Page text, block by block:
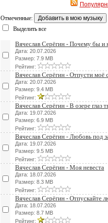
Отмеченные:
Выделить все
Вячеслав Серёгин - Почему бы и
Дата: 20.07.2026
Размер: 7.9 MB
Рейтинг:
Вячеслав Серёгин - Отпусти моё
Дата: 20.07.2026
Размер: 9.4 MB
Рейтинг:
Вячеслав Серёгин - В озере глаз
Дата: 19.07.2026
Размер: 6.9 MB
Рейтинг:
Вячеслав Серёгин - Любовь под
Дата: 19.07.2026
Размер: 9.5 MB
Рейтинг:
Вячеслав Серёгин - Моя невеста
Дата: 18.07.2026
Размер: 8.3 MB
Рейтинг:
Вячеслав Серёгин - Отпускайте
Дата: 18.07.2026
Размер: 8.7 MB
Рейтинг: